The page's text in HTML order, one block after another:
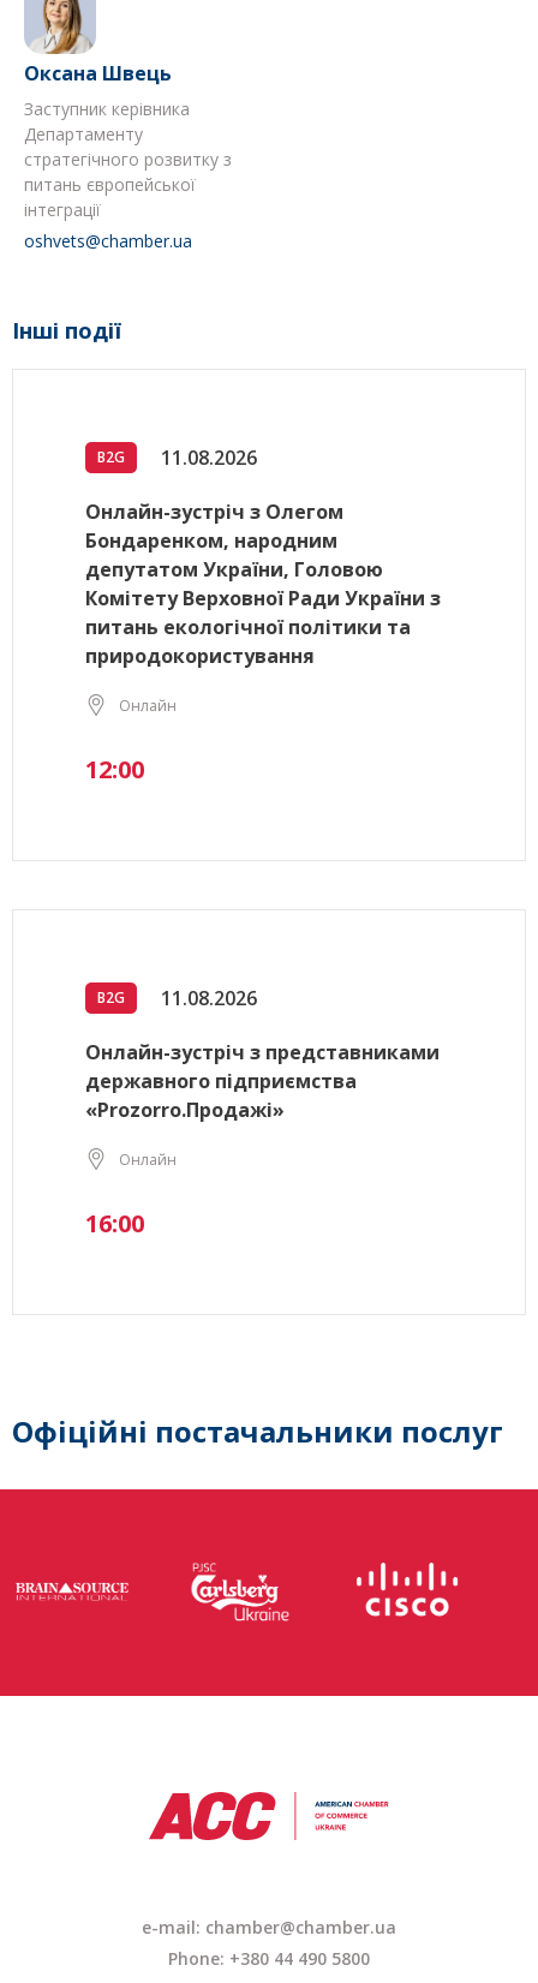
Оксана Швець
Заступник керівника
Департаменту
стратегічного розвитку з
питань європейської
інтеграції
oshvets@chamber.ua
Інші події
B2G 11.08.2026
Онлайн-зустріч з Олегом
Бондаренком, народним
депутатом України, Головою
Комітету Верховної Ради України з
питань екологічної політики та
природокористування
Онлайн
12:00
B2G 11.08.2026
Онлайн-зустріч з представниками
державного підприємства
«Prozorro.Продажі»
Онлайн
16:00
Офіційні постачальники послуг
e-mail: chamber@chamber.ua
Phone: +380 44 490 5800